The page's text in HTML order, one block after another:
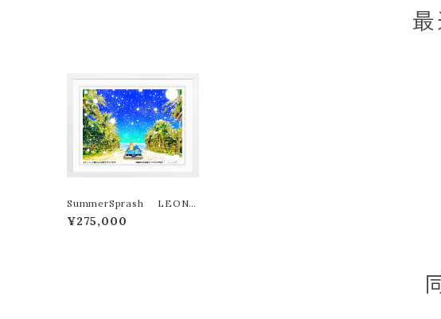
SummerSprash LEON
TERASHIMA版画作品180
作限定
¥275,000